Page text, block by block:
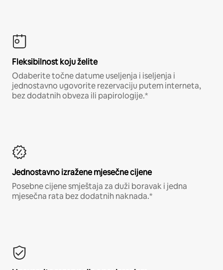
Fleksibilnost koju želite
Odaberite točne datume useljenja i iseljenja i
jednostavno ugovorite rezervaciju putem interneta,
bez dodatnih obveza ili papirologije.*
Jednostavno izražene mjesečne cijene
Posebne cijene smještaja za duži boravak i jedna
mjesečna rata bez dodatnih naknada.*